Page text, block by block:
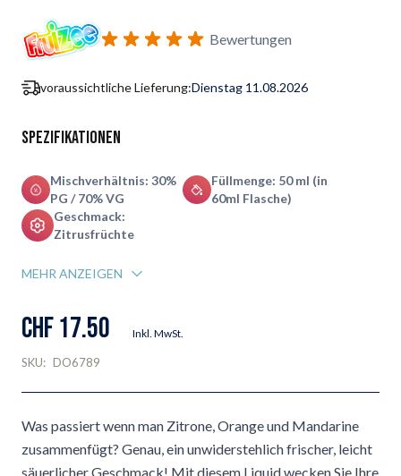
Bewertungen
voraussichtliche Lieferung:Dienstag 11.08.2026
Spezifikationen
Mischverhältnis: 30%
PG / 70% VG
Füllmenge: 50 ml (in
60ml Flasche)
Geschmack:
Zitrusfrüchte
MEHR ANZEIGEN
CHF 17.50 Inkl. MwSt.
SKU: DO6789
Was passiert wenn man Zitrone, Orange und Mandarine
zusammenfügt? Genau, ein unwiderstehlich frischer, leicht
säuerlicher Geschmack! Mit diesem Liquid wecken Sie Ihre